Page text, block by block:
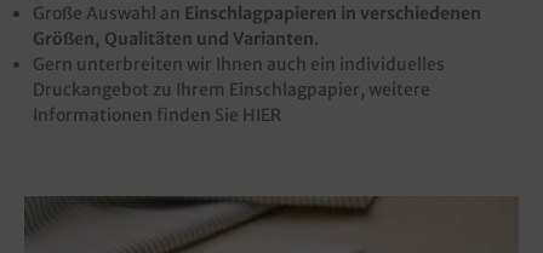
Große Auswahl an Einschlagpapieren in verschiedenen
Größen, Qualitäten und Varianten.
Gern unterbreiten wir Ihnen auch ein individuelles
Druckangebot zu Ihrem Einschlagpapier, weitere
Informationen finden Sie HIER